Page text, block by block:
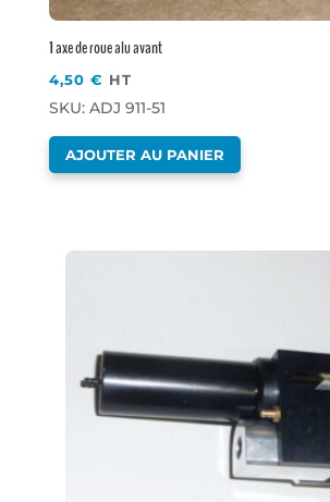
1 axe de roue alu avant
4,50€ HT
SKU: ADJ 911-51
AJOUTER AU PANIER